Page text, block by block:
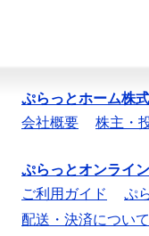
ぷらっとホーム株
会社概要
株主・
ぷらっとオンライン
ご利用ガイド
ぷ
配送・決済について